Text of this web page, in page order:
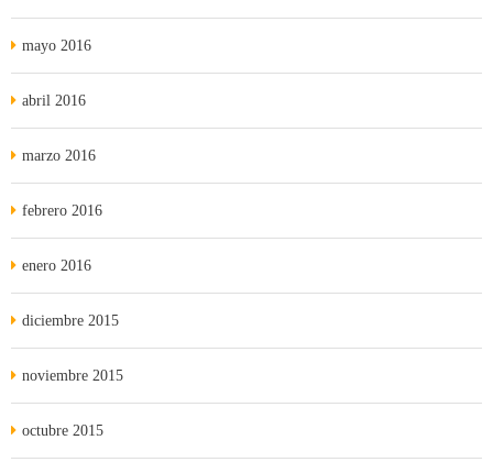
mayo 2016
abril 2016
marzo 2016
febrero 2016
enero 2016
diciembre 2015
noviembre 2015
octubre 2015